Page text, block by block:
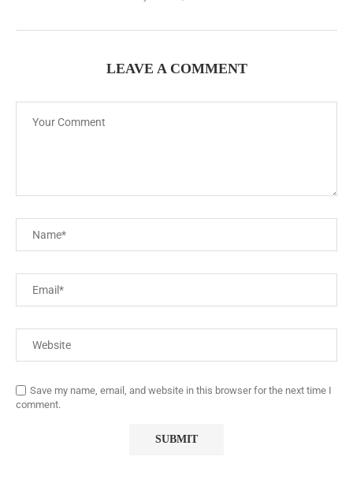
LEAVE A COMMENT
Save my name, email, and website in this browser for the next time I
comment.